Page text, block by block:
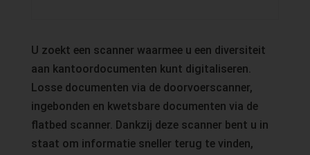
U zoekt een scanner waarmee u een diversiteit
aan kantoordocumenten kunt digitaliseren.
Losse documenten via de doorvoerscanner,
ingebonden en kwetsbare documenten via de
flatbed scanner. Dankzij deze scanner bent u in
staat om informatie sneller terug te vinden,